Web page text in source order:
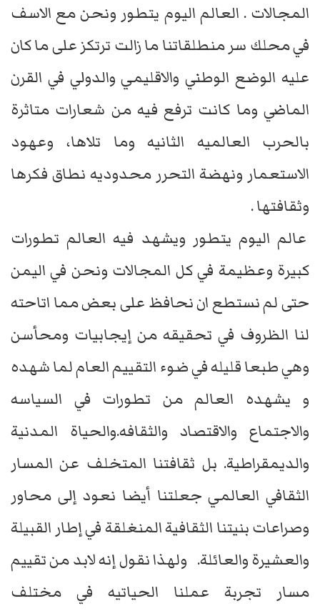
المجالات . العالم اليوم يتطور ونحن مع الاسف
في محلك سر منطلقاتنا ما زالت ترتكز على ما كان
عليه الوضع الوطني والاقليمي والدولي في القرن
الماضي وما كانت ترفع فيه من شعارات متاثرة
بالحرب العالميه الثانيه وما تلاها، وعهود
الاستعمار ونهضة التحرر محدوديه نطاق فكرها
وثقافتها .
عالم اليوم يتطور ويشهد فيه العالم تطورات
كبيرة وعظيمة في كل المجالات ونحن في اليمن
حتى لم نستطع ان نحافظ على بعض مما اتاحته
لنا الظروف في تحقيقه من إيجابيات ومحأسن
وهي طبعا قليله في ضوء التقييم العام لما شهده
و يشهده العالم من تطورات في السياسه
والاجتماع والاقتصاد والثقافه.والحياة المدنية
والديمقراطية. بل ثقافتنا المتخلف عن المسار
الثقافي العالمي جعلتنا أيضا نعود إلى محاور
وصراعات بنيتنا الثقافية المنغلقة في إطار القبيلة
والعشيرة والعائلة. ولهذا نقول إنه لابد من تقييم
مسار تجربة عملنا الحياتيه في مختلف